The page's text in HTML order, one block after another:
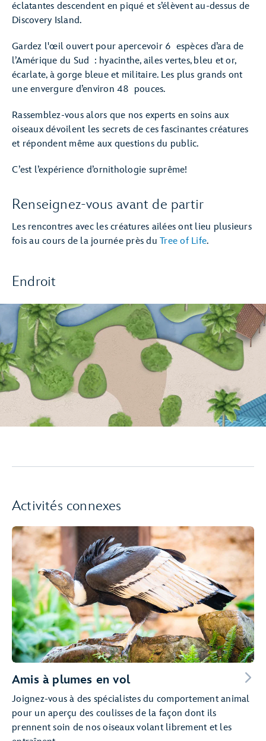
éclatantes descendent en piqué et s’élèvent au-dessus de
Discovery Island.
Gardez l'œil ouvert pour apercevoir 6 espèces d’ara de
l’Amérique du Sud : hyacinthe, ailes vertes, bleu et or,
écarlate, à gorge bleue et militaire. Les plus grands ont
une envergure d’environ 48 pouces.
Rassemblez-vous alors que nos experts en soins aux
oiseaux dévoilent les secrets de ces fascinantes créatures
et répondent même aux questions du public.
C’est l’expérience d’ornithologie suprême!
Renseignez-vous avant de partir
Les rencontres avec les créatures ailées ont lieu plusieurs
fois au cours de la journée près du Tree of Life.
Endroit
Activités connexes
Amis à plumes en vol
Joignez-vous à des spécialistes du comportement animal
pour un aperçu des coulisses de la façon dont ils
prennent soin de nos oiseaux volant librement et les